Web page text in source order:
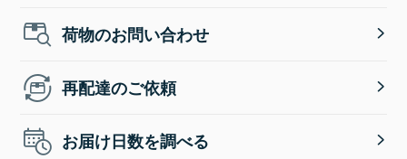
荷物のお問い合わせ
再配達のご依頼
お届け日数を調べる